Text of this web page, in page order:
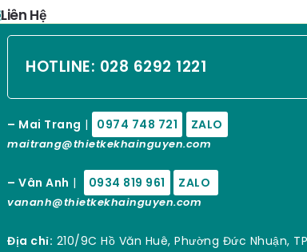
Liên Hệ
HOTLINE: 028 6292 1221
– Mai Trang | 0974 748 721 ZALO
maitrang@thietkekhainguyen.com
– Vân Anh | 0934 819 961 ZALO
vananh@thietkekhainguyen.com
Địa chỉ: 210/9C Hồ Văn Huê, Phường Đức Nhuận,